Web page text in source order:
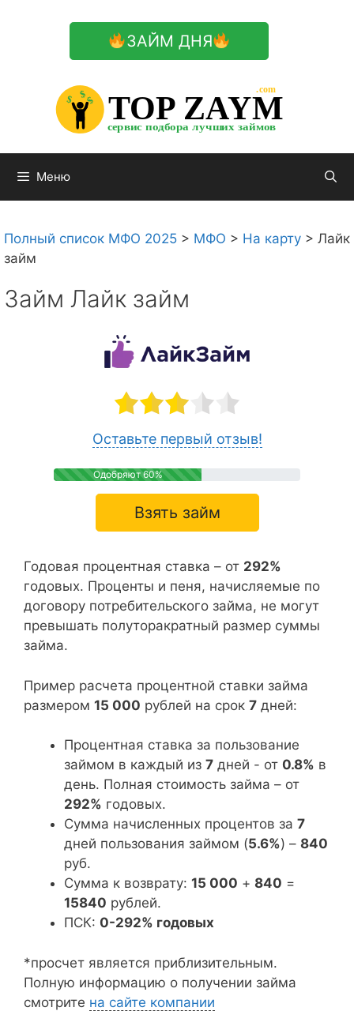
ЗАЙМ ДНЯ
TOP ZAYM
сервис подбора лучших займов
.com
$
$
$
Меню
Полный список МФО 2025 > МФО > На карту > Лайк
займ
Займ Лайк займ
Оставьте первый отзыв!
Одобряют 60%
Взять займ
Годовая процентная ставка – от 292%
годовых. Проценты и пеня, начисляемые по
договору потребительского займа, не могут
превышать полуторакратный размер суммы
займа.
Пример расчета процентной ставки займа
размером 15 000 рублей на срок 7 дней:
Процентная ставка за пользование
займом в каждый из 7 дней - от 0.8% в
день. Полная стоимость займа – от
292% годовых.
Сумма начисленных процентов за 7
дней пользования займом (5.6%) – 840
руб.
Сумма к возврату: 15 000 + 840 =
15840 рублей.
ПСК: 0-292% годовых
*просчет является приблизительным.
Полную информацию о получении займа
смотрите на сайте компании